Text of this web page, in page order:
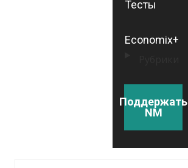
Тесты
Economix+
Поддержать
NM